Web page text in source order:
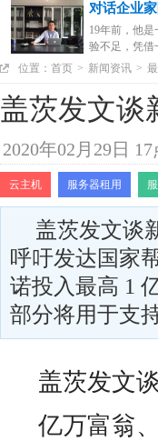
对话企业
19年前，他
验不足，凭借
位置： 首页 > 新闻资讯 >
盖茨发文谈
2020年02月29日 17
云主机 服务器租用
盖茨发文谈
呼吁发达国家
诺投入最高 1
部分将用于支
盖茨发文
亿万富翁